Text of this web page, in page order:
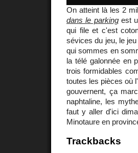
On atteint là les 2
dans le parkingest
qui file et c'est
sévices du jeu, le
qui sommes en
la télé galonnée en
trois formidables
toutes les pièces où
gouvernent, ça
naphtaline, les
faut y aller d'ici
Minotaure en
Trackbacks